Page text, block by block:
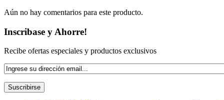
Aún no hay comentarios para este producto.
Inscribase y Ahorre!
Recibe ofertas especiales y productos exclusivos